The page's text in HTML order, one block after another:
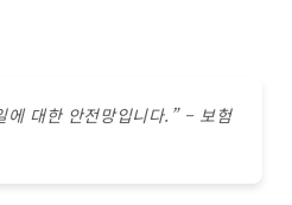
에 대한 안전망입니다.” – 보험